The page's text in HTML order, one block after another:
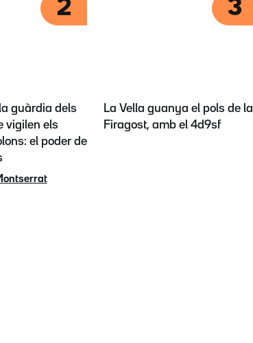
2
guàrdia dels
vigilen els
el poder de
3
La Vella guanya el pols de la
Firagost, amb el 4d9sf